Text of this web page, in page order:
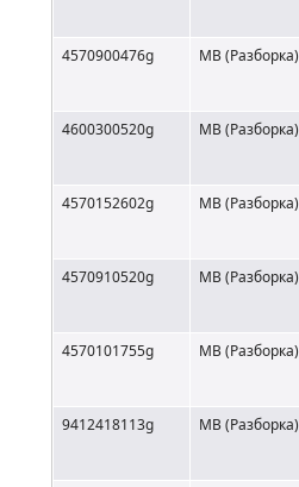
4570900476g MB (Разборка)
4600300520g MB (Разборка)
4570152602g MB (Разборка)
4570910520g MB (Разборка)
4570101755g MB (Разборка)
9412418113g MB (Разборка)